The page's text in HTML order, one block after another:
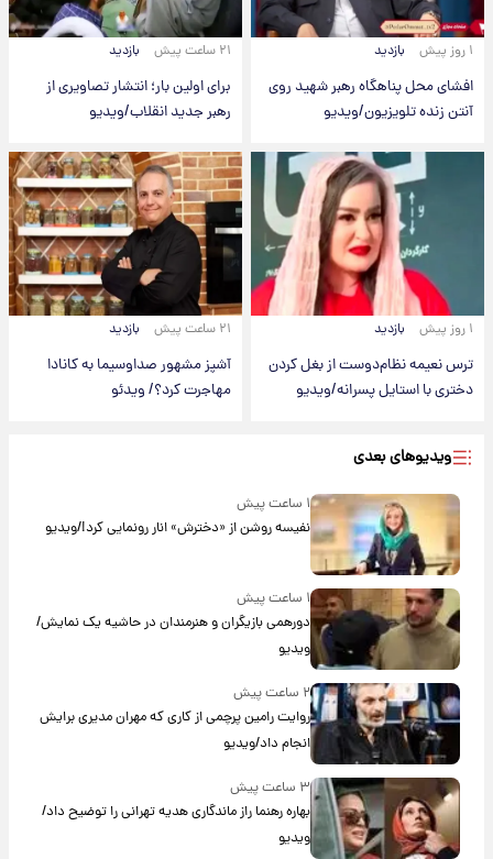
۱ روز پیش بازدید
افشای محل پناهگاه‌ رهبر شهید روی
آنتن زنده تلویزیون/ویدیو
۲۱ ساعت پیش بازدید
برای اولین بار؛ انتشار تصاویری از
رهبر جدید انقلاب/ویدیو
۱ روز پیش بازدید
ترس نعیمه نظام‌دوست از بغل کردن
دختری با استایل پسرانه/ویدیو
۲۱ ساعت پیش بازدید
آشپز مشهور صداوسیما به کانادا
مهاجرت کرد؟/ ویدئو
ویدیوهای بعدی
۱ ساعت پیش
نفیسه روشن از «دخترش» انار رونمایی کرد!/ویدیو
۱ ساعت پیش
دورهمی بازیگران و هنرمندان در حاشیه یک نمایش/
ویدیو
۲ ساعت پیش
روایت رامین پرچمی از کاری که مهران مدیری برایش
انجام داد/ویدیو
۳ ساعت پیش
بهاره رهنما راز ماندگاری هدیه تهرانی را توضیح داد/
ویدیو